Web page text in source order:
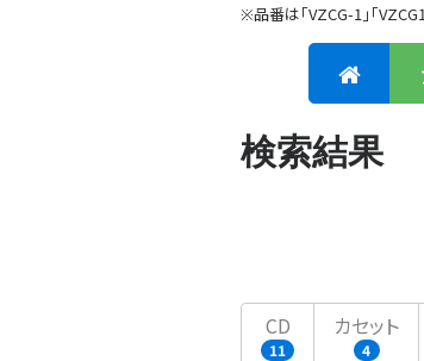
※品番は「VZCG-1」「
検索結果
CD
11
カセット
4